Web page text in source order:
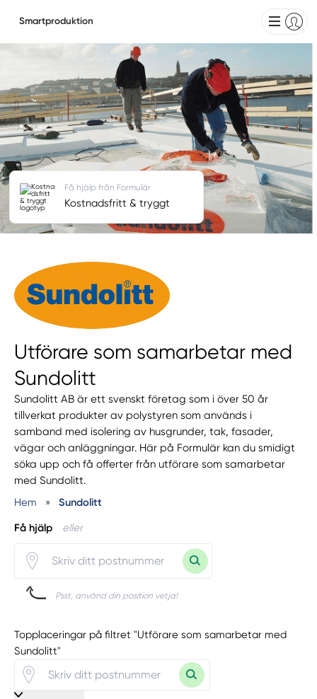
Smartproduktion
Utförare som samarbetar med
Sundolitt
Sundolitt AB är ett svenskt företag som i över 50 år
tillverkat produkter av polystyren som används i
samband med isolering av husgrunder, tak, fasader,
vägar och anläggningar. Här på Formulär kan du smidigt
söka upp och få offerter från utförare som samarbetar
med Sundolitt.
Hem
» Sundolitt
Få hjälp eller
Psst, använd din position vetja!
Få hjälp från Formulär
Kostnadsfritt & tryggt
Topplaceringar på filtret "Utförare som samarbetar med
Sundolitt"